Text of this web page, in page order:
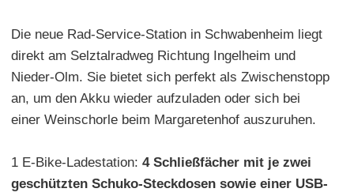
Die neue Rad-Service-Station in Schwabenheim liegt
direkt am Selztalradweg Richtung Ingelheim und
Nieder-Olm. Sie bietet sich perfekt als Zwischenstopp
an, um den Akku wieder aufzuladen oder sich bei
einer Weinschorle beim Margaretenhof auszuruhen.
1 E-Bike-Ladestation: 4 Schließfächer mit je zwei
geschützten Schuko-Steckdosen sowie einer USB-